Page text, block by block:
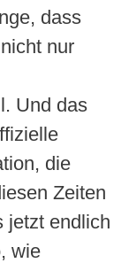
dass
nur
Und das
die
Zeiten
jetzt endlich
wie